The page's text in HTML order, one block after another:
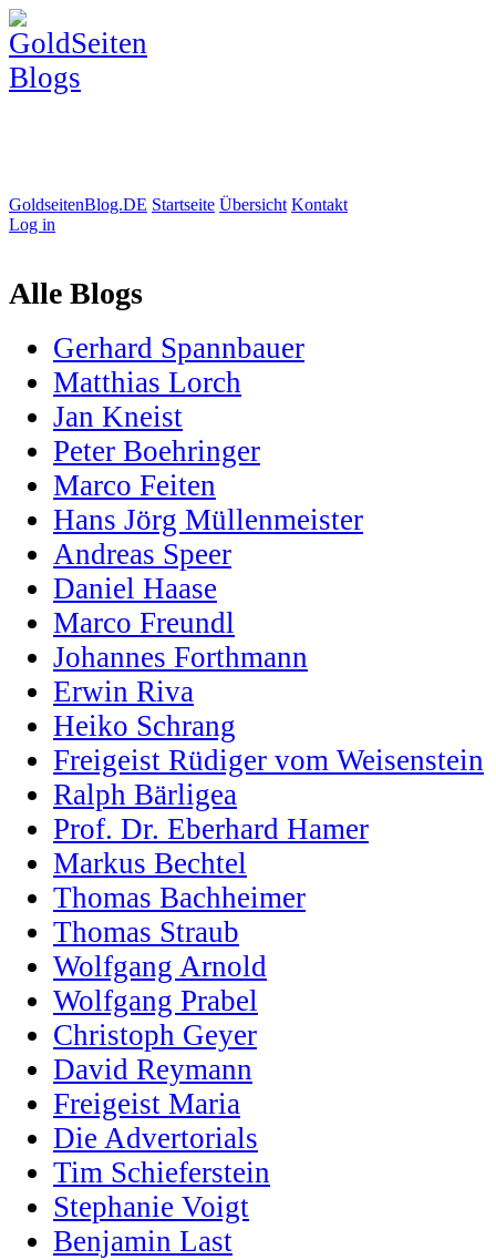
GoldseitenBlog.DE Startseite Übersicht Kontakt
Log in
Alle Blogs
Gerhard Spannbauer
Matthias Lorch
Jan Kneist
Peter Boehringer
Marco Feiten
Hans Jörg Müllenmeister
Andreas Speer
Daniel Haase
Marco Freundl
Johannes Forthmann
Erwin Riva
Heiko Schrang
Freigeist Rüdiger vom Weisenstein
Ralph Bärligea
Prof. Dr. Eberhard Hamer
Markus Bechtel
Thomas Bachheimer
Thomas Straub
Wolfgang Arnold
Wolfgang Prabel
Christoph Geyer
David Reymann
Freigeist Maria
Die Advertorials
Tim Schieferstein
Stephanie Voigt
Benjamin Last